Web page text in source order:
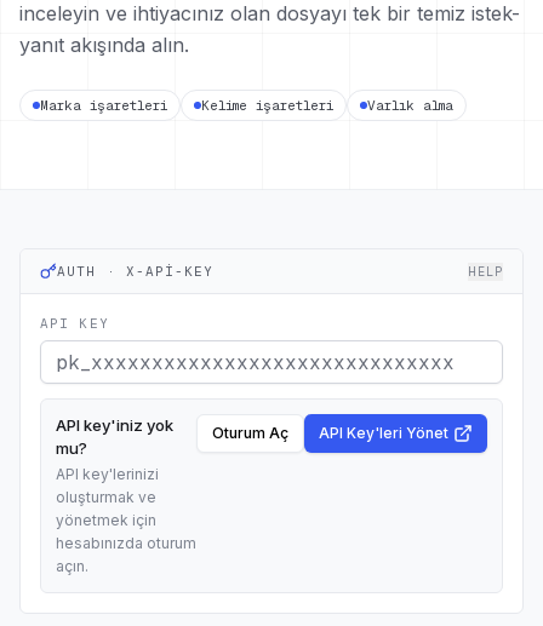
inceleyin ve ihtiyacınız olan dosyayı tek bir temiz istek-
yanıt akışında alın.
Marka işaretleri Kelime işaretleri Varlık alma
AUTH · X-API-KEY HELP
API KEY
API key'iniz yok
mu?
API key'lerinizi
oluşturmak ve
yönetmek için
hesabınızda oturum
açın.
Oturum Aç API Key'leri Yönet